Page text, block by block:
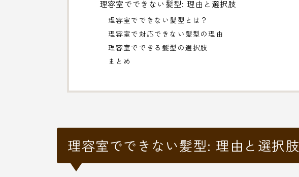
理容室でできない髪型: 理由と選択肢
理容室でできない髪型とは？
理容室で対応できない髪型の理由
理容室でできる髪型の選択肢
まとめ
理容室でできない髪型: 理由と選択肢